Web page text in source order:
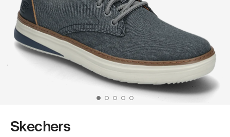
Skechers